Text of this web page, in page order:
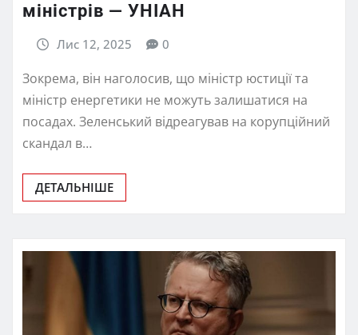
міністрів — УНІАН
Лис 12, 2025 0
Зокрема, він наголосив, що міністр юстиції та
міністр енергетики не можуть залишатися на
посадах. Зеленський відреагував на корупційний
скандал в…
ДЕТАЛЬНІШЕ